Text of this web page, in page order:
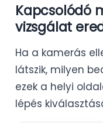
Kapcsolódó
vizsgálat
Ha a kamerás
látszik, milyen
ezek a helyi
lépés